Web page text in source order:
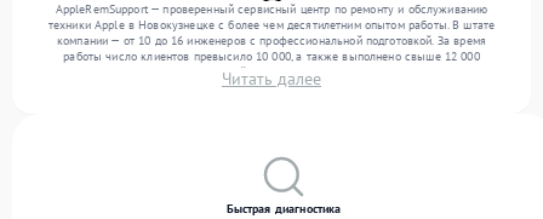
AppleRemSupport — проверенный сервисный центр по ремонту и обслуживанию
техники Apple в Новокузнецке с более чем десятилетним опытом работы. В штате
компании — от 10 до 16 инженеров с профессиональной подготовкой. За время
работы число клиентов превысило 10 000, а также выполнено свыше 12 000
ремонтов. Ежемесячно в сервисный центр поступает свыше 300 единиц техники,
включая , , . Мы устраняем поломки любой сложности и предлагаем стабильный
Читать далее
Быстрая диагностика